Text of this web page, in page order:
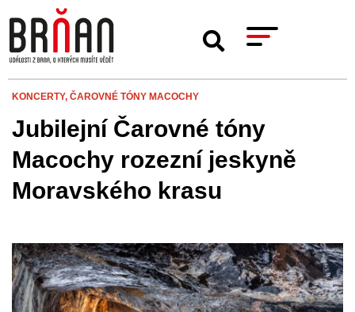
KONCERTY, ČAROVNÉ TÓNY MACOCHY
Jubilejní Čarovné tóny
Macochy rozezní jeskyně
Moravského krasu